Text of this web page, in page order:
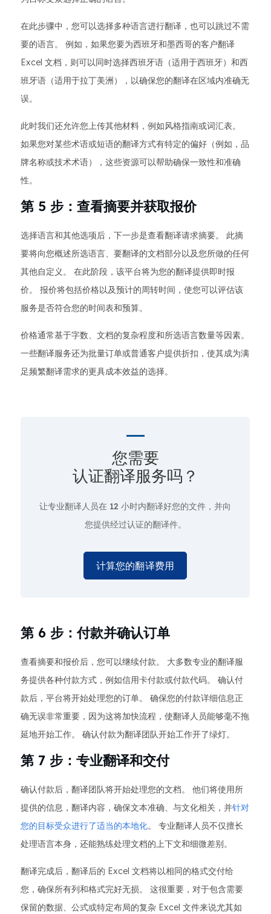
在此步骤中，您可以选择多种语言进行翻译，也可以跳过不需
要的语言。 例如，如果您要为西班牙和墨西哥的客户翻译
Excel 文档，则可以同时选择西班牙语（适用于西班牙）和西
班牙语（适用于拉丁美洲），以确保您的翻译在区域内准确无
误。
此时我们还允许您上传其他材料，例如风格指南或词汇表。
如果您对某些术语或短语的翻译方式有特定的偏好（例如，品
牌名称或技术术语），这些资源可以帮助确保一致性和准确
性。
第 5 步：查看摘要并获取报价
选择语言和其他选项后，下一步是查看翻译请求摘要。 此摘
要将向您概述所选语言、要翻译的文档部分以及您所做的任何
其他自定义。 在此阶段，该平台将为您的翻译提供即时报
价。 报价将包括价格以及预计的周转时间，使您可以评估该
服务是否符合您的时间表和预算。
价格通常基于字数、文档的复杂程度和所选语言数量等因素。
一些翻译服务还为批量订单或普通客户提供折扣，使其成为满
足频繁翻译需求的更具成本效益的选择。
您需要
认证翻译服务吗？
让专业翻译人员在 12 小时内翻译好您的文件，并向
您提供经过认证的翻译件。
计算您的翻译费用
第 6 步：付款并确认订单
查看摘要和报价后，您可以继续付款。 大多数专业的翻译服
务提供各种付款方式，例如信用卡付款或付款代码。 确认付
款后，平台将开始处理您的订单。 确保您的付款详细信息正
确无误非常重要，因为这将加快流程，使翻译人员能够毫不拖
延地开始工作。 确认付款为翻译团队开始工作开了绿灯。
第 7 步：专业翻译和交付
确认付款后，翻译团队将开始处理您的文档。 他们将使用所
提供的信息，翻译内容，确保文本准确、与文化相关，并针对
您的目标受众进行了适当的本地化。 专业翻译人员不仅擅长
处理语言本身，还能熟练处理文档的上下文和细微差别。
翻译完成后，翻译后的 Excel 文档将以相同的格式交付给
您，确保所有列和格式完好无损。 这很重要，对于包含需要
保留的数据、公式或特定布局的复杂 Excel 文件来说尤其如